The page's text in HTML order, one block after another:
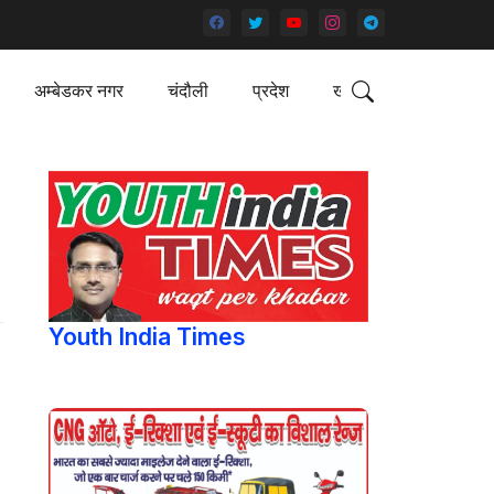
अम्बेडकर नगर चंदौली प्रदेश खेल
Youth India Times